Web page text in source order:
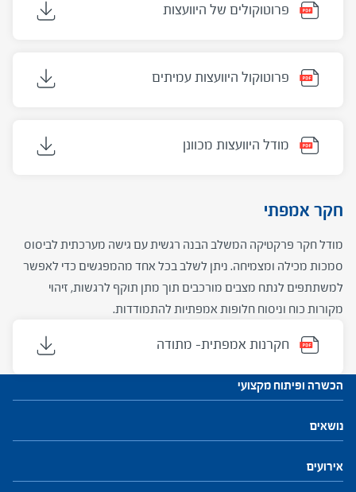
פרוטוקולים של היוועצות
פרוטוקול היוועצות עמיתים
מודל היוועצות מכוונן
חקר אמפתי
מודל חקר פרקטיקה המשלב הבנה רגשית עם גישה מערכתית לביסוס
סמכות מכילה ומצמיחה. ניתן לשלב בכל אחד מהמפגשים כדי לאפשר
למשתתפים לנתח מצבים מורכבים תוך מתן תוקף לרגשות, זיהוי
מקורות כוח וניסוח חלופות אמפתיות להתמודדות.
חקרנות אמפתית- מתודה
הכשרה ופיתוח מקצועי
התוכנית להכשרת מנהלי בתי ספר
פיתוח מקצועי למנהלים ולמנהלות
נושאים
התמקדות ביחיד
אירועים